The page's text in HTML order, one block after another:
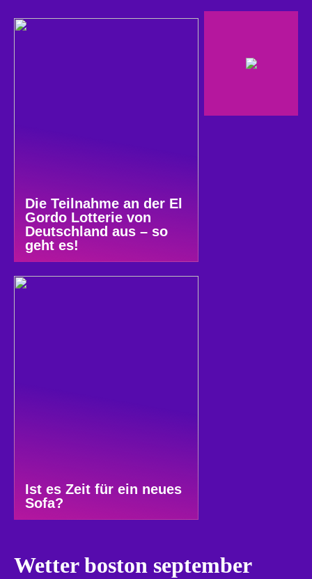
Die Teilnahme an der El
Gordo Lotterie von
Deutschland aus – so
geht es!
Ist es Zeit für ein neues
Sofa?
Wetter boston september